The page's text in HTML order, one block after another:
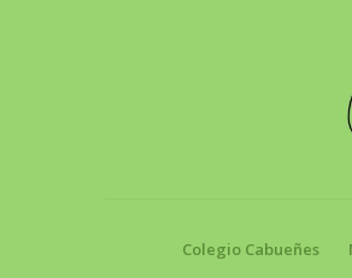
Colegio Cabueñes